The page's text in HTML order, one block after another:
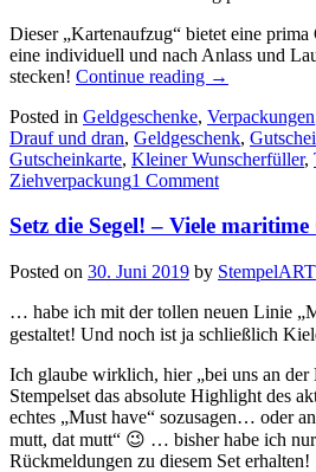
Dieser „Kartenaufzug“ bietet eine
eine individuell und nach Anlass und
stecken! Continue reading „Tannen
Karos
4:
einen
Aufzug
→
Posted in Geldgeschenke, Verpackungen
Drauf und dran, Geldgeschenk,
Gutscheinkarte, Kleiner Wunscherfüller,
Ziehverpackung1 Comment
Setz die Segel! – Viele
Posted on 30. Juni 2019 by StempelART
… habe ich mit der tollen neuen Linie
gestaltet! Und noch ist ja schließlich
Ich glaube wirklich, hier „bei uns an der
Stempelset das absolute Highlight des
echtes „Must have“ sozusagen… oder
mutt, dat mutt“ 😉 … bisher habe ich nur
Rückmeldungen zu diesem Set erhalten!